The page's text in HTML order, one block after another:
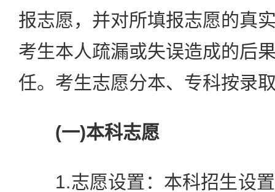
报志愿，并对所填报志愿的真
考生本人疏漏或失误造成的后
任。考生志愿分本、专科按录
(一)本科志愿
1.志愿设置：本科招生设置